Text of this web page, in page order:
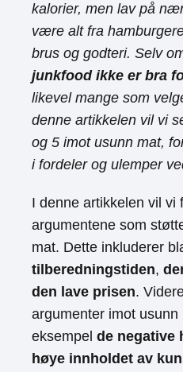
kalorier, men lav på
være alt fra
brus og godteri. Selv
junkfood ikke er bra
likevel mange som
denne artikkelen vil vi
og 5 imot usunn mat,
i fordeler og ulemper
I denne artikkelen vil vi
argumentene som
mat. Dette inkluderer
tilberedningstiden,
den lave prisen.
argumenter imot usunn
eksempel de negative
høye innholdet av